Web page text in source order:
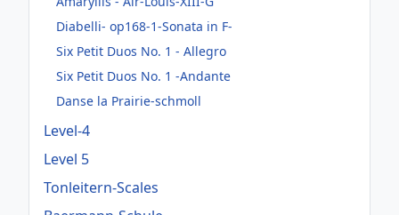
Diabelli- op168-1-Sonata in F-
Six Petit Duos No. 1 - Allegro
Six Petit Duos No. 1 -Andante
Danse la Prairie-schmoll
Level-4
Level 5
Tonleitern-Scales